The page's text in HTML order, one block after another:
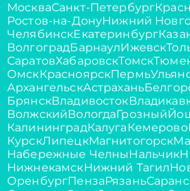
МоскваСанкт-Петербург
Ростов-на-ДонуНижний
ЧелябинскЕкатеринбург
ВолгоградБарнаулИжевск
СаратовХабаровскТомск
ОмскКрасноярскПермь
АрхангельскАстрахань
БрянскВладивосток
ВолжскийВологдаГрозный
КалининградКалугаКемерово
КурскЛипецкМагнитогорск
Набережные ЧелныНальчик
НижнекамскНижний Тагил
ОренбургПензаРязань